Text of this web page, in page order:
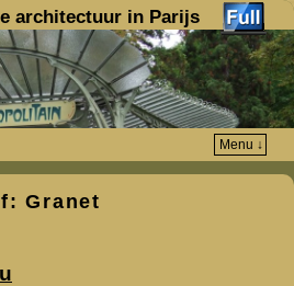
architectuur in Parijs
Menu ↓
Granet